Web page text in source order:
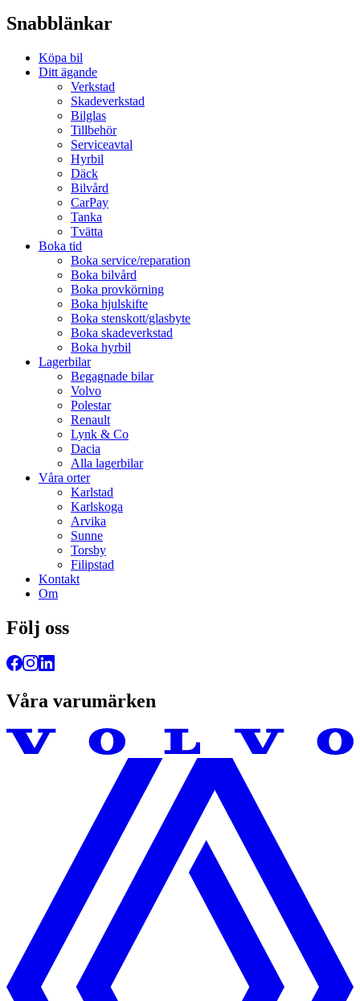
Snabblänkar
Köpa bil
Ditt ägande
Verkstad
Skadeverkstad
Bilglas
Tillbehör
Serviceavtal
Hyrbil
Däck
Bilvård
CarPay
Tanka
Tvätta
Boka tid
Boka service/reparation
Boka bilvård
Boka provkörning
Boka hjulskifte
Boka stenskott/glasbyte
Boka skadeverkstad
Boka hyrbil
Lagerbilar
Begagnade bilar
Volvo
Polestar
Renault
Lynk & Co
Dacia
Alla lagerbilar
Våra orter
Karlstad
Karlskoga
Arvika
Sunne
Torsby
Filipstad
Kontakt
Om
Följ oss
Våra varumärken